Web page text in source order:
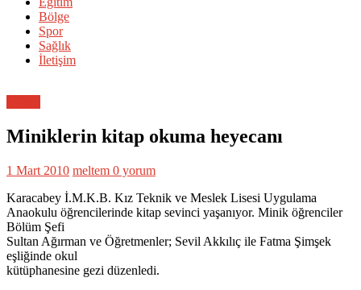
Bölge
Spor
Sağlık
İletişim
Miniklerin kitap okuma heyecanı
1 Mart 2010 meltem 0 yorum
Karacabey İ.M.K.B. Kız Teknik ve Meslek Lisesi Uygulama
Anaokulu öğrencilerinde kitap sevinci yaşanıyor. Minik öğrenciler
Bölüm Şefi
Sultan Ağırman ve Öğretmenler; Sevil Akkılıç ile Fatma Şimşek
eşliğinde okul
kütüphanesine gezi düzenledi.